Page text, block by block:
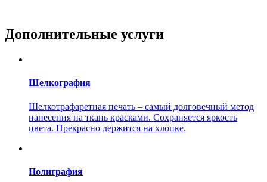
Дополнительные услуги
Шелкография
Шелкотрафаретная печать – самый долговечный метод
нанесения на ткань красками. Сохраняется яркость
цвета. Прекрасно держится на хлопке.
Полиграфия